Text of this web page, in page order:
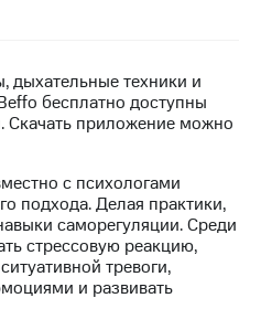
дыхательные техники и
бесплатно доступны
Скачать приложение можно
с психологами
подхода. Делая практики,
саморегуляции. Среди
стрессовую реакцию,
тревоги,
и развивать